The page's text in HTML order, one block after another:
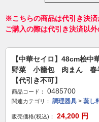
※こちらの商品は代引き決済
ご購入の際は代引き決済以外
【中華セイロ】48cm桧
野菜 小籠包 肉まん 春
【代引き不可】
商品コード： 0485700
関連カテゴリ： 調理器具 > 蒸し
販売価格(税込)： 24,200 円